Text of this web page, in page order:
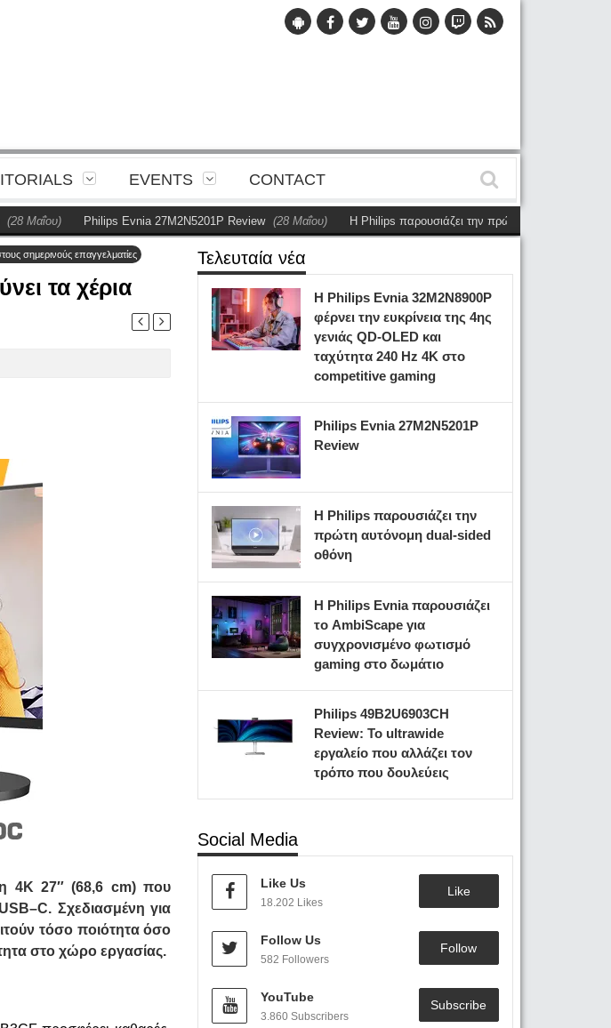
EVENTS CONTACT
Philips Evnia 27M2N5201P Review (28 Μαΐου) Η Philips παρουσιάζει την πρώτη αυτόνομη dual-sided
σημερινούς επαγγελματίες
τα χέρια
4K 27″ (68,6 cm) που
USB–C. Σχεδιασμένη για
τόσο ποιότητα όσο
στο χώρο εργασίας.
Τελευταία νέα
Η Philips Evnia 32M2N8900P
φέρνει την ευκρίνεια της 4ης
γενιάς QD-OLED και
ταχύτητα 240 Hz 4K στο
competitive gaming
Philips Evnia 27M2N5201P
Review
Η Philips παρουσιάζει την
πρώτη αυτόνομη dual-sided
οθόνη
Η Philips Evnia παρουσιάζει
το AmbiScape για
συγχρονισμένο φωτισμό
gaming στο δωμάτιο
Philips 49B2U6903CH
Review: Το ultrawide
εργαλείο που αλλάζει τον
τρόπο που δουλεύεις
Social Media
Like Us
18.202 Likes
Like
Follow Us
582 Followers
Follow
YouTube
3.860 Subscribers
Subscribe